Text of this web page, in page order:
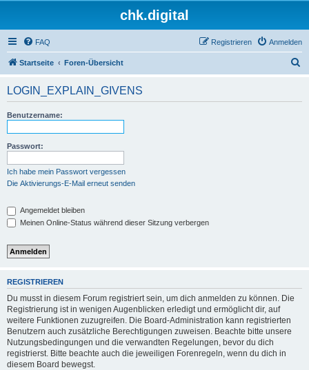
chk.digital
FAQ Anmelden
Registrieren
Startseite Foren-Übersicht
LOGIN_EXPLAIN_GIVENS
Benutzername:
Passwort:
Ich habe mein Passwort vergessen
Die Aktivierungs-E-Mail erneut senden
Angemeldet bleiben
Meinen Online-Status während dieser Sitzung verbergen
REGISTRIEREN
Du musst in diesem Forum registriert sein, um dich anmelden zu können. Die
Registrierung ist in wenigen Augenblicken erledigt und ermöglicht dir, auf
weitere Funktionen zuzugreifen. Die Board-Administration kann registrierten
Benutzern auch zusätzliche Berechtigungen zuweisen. Beachte bitte unsere
Nutzungsbedingungen und die verwandten Regelungen, bevor du dich
registrierst. Bitte beachte auch die jeweiligen Forenregeln, wenn du dich in
diesem Board bewegst.